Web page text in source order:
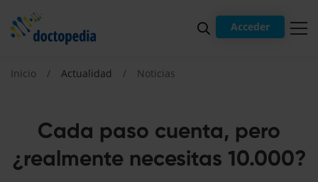
Acceder
Cada paso cuenta, pero
¿realmente necesitas 10.000?
Inicio Actualidad Noticias